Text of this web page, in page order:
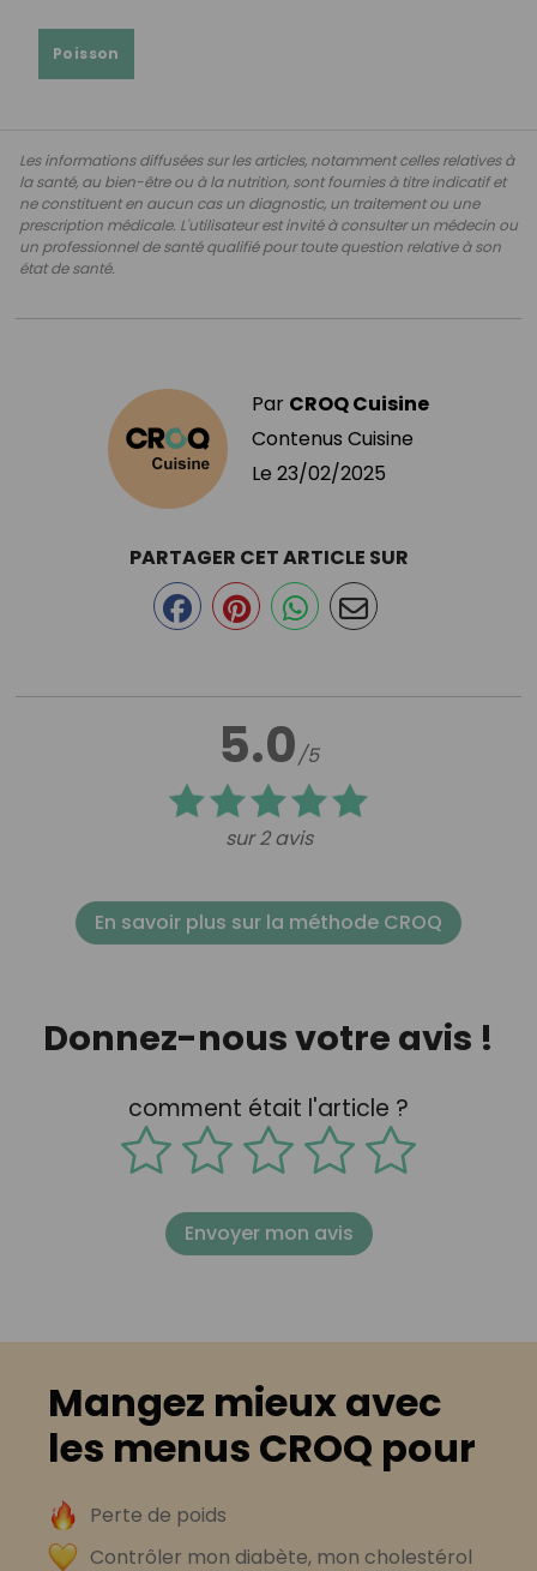
Poisson
Les informations diffusées sur les articles, notamment celles relatives à
la santé, au bien-être ou à la nutrition, sont fournies à titre indicatif et
ne constituent en aucun cas un diagnostic, un traitement ou une
prescription médicale. L'utilisateur est invité à consulter un médecin ou
un professionnel de santé qualifié pour toute question relative à son
état de santé.
Par CROQ Cuisine
Contenus Cuisine
Le 23/02/2025
5.0/5
sur 2 avis
PARTAGER CET ARTICLE SUR
En savoir plus sur la méthode CROQ
Donnez-nous votre avis !
comment était l'article ?
Envoyer mon avis
Mangez mieux avec
les menus CROQ pour
Perte de poids
Contrôler mon diabète, mon cholestérol